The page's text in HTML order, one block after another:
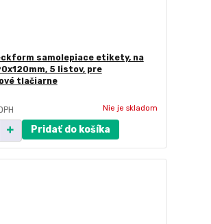
samolepiace etikety, na
5 listov, pre
tlačiarne
Nie je skladom
Pridať do košíka